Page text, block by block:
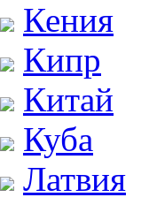
Кения
Кипр
Китай
Куба
Латвия